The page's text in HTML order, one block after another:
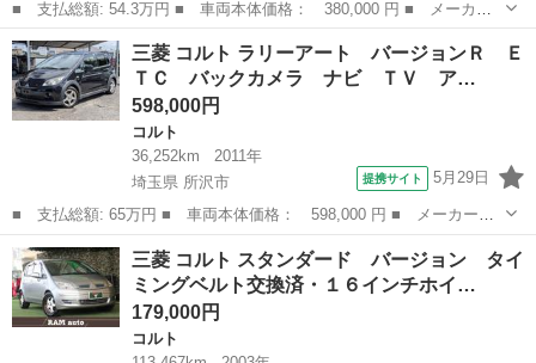
■ 支払総額: 54.3万円 ■ 車両本体価格： 380,000 円 ■ メーカー
名： 三菱 ■ 車種名： コルト ■ グレード名： ラリーアート
バージョンＲ ５速マニュアル カロッツェリアＨＤＤナビ フルセ
グＴＶ ＣＤ...
岡山 倉敷市 コルト
三菱 コルト ラリーアート バージョンＲ Ｅ
ＴＣ バックカメラ ナビ ＴＶ ア…
598,000円
コルト
36,252km
2011年
埼玉県 所沢市
提携サイト 5月29日
■ 支払総額: 65万円 ■ 車両本体価格： 598,000 円 ■ メーカー
名： 三菱 ■ 車種名： コルト ■ グレード名： ラリーアート
バージョンＲ ＥＴＣ バックカメラ ナビ ＴＶ アルミホイー
ル ＨＩＤ キーレ...
埼玉 所沢市 コルト
三菱 コルト スタンダード バージョン タイ
ミングベルト交換済・１６インチホイ…
179,000円
コルト